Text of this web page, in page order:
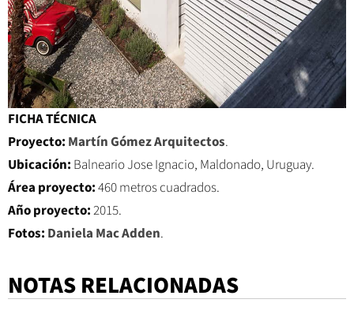
FICHA TÉCNICA
Proyecto: Martín Gómez Arquitectos.
Ubicación: Balneario Jose Ignacio, Maldonado, Uruguay.
Área proyecto:460 metros cuadrados.
Año proyecto:2015.
Fotos: Daniela Mac Adden.
NOTAS RELACIONADAS